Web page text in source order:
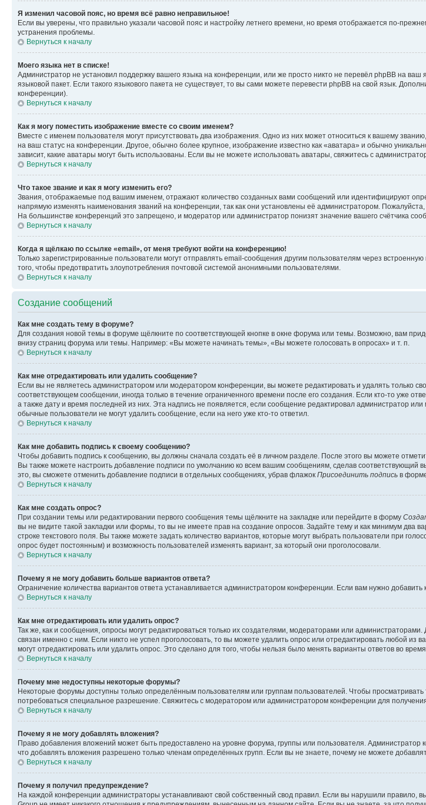
Я изменил часовой пояс, но время всё равно неправильное!
Если вы уверены, что правильно указали часовой пояс и настройку летнего времени, но время отображается по-
устранения проблемы.
Вернуться к началу
Моего языка нет в списке!
Администратор не установил поддержку вашего языка на конференции, или же просто никто не перевёл phpBB на
языковой пакет. Если такого языкового пакета не существует, то вы сами можете перевести phpBB на свой язык.
конференции).
Вернуться к началу
Как я могу поместить изображение вместе со своим именем?
Вместе с именем пользователя могут присутствовать два изображения. Одно из них может относиться к вашему
на ваш статус на конференции. Другое, обычно более крупное, изображение известно как «аватара» и обычно
зависит, какие аватары могут быть использованы. Если вы не можете использовать аватары, свяжитесь с
Вернуться к началу
Что такое звание и как я могу изменить его?
Звания, отображаемые под вашим именем, отражают количество созданных вами сообщений или идентифицируют
напрямую изменять наименования званий на конференции, так как они установлены её администратором.
На большинстве конференций это запрещено, и модератор или администратор понизят значение вашего счётчика
Вернуться к началу
Когда я щёлкаю по ссылке «email», от меня требуют войти на конференцию!
Только зарегистрированные пользователи могут отправлять email-сообщения другим пользователям через
того, чтобы предотвратить злоупотребления почтовой системой анонимными пользователями.
Вернуться к началу
Создание сообщений
Как мне создать тему в форуме?
Для создания новой темы в форуме щёлкните по соответствующей кнопке в окне форума или темы. Возможно, вам
внизу страниц форума или темы. Например: «Вы можете начинать темы», «Вы можете голосовать в опросах» и т. п.
Вернуться к началу
Как мне отредактировать или удалить сообщение?
Если вы не являетесь администратором или модератором конференции, вы можете редактировать и удалять только
соответствующем сообщении, иногда только в течение ограниченного времени после его создания. Если кто-то уже
а также дату и время последней из них. Эта надпись не появляется, если сообщение редактировал администратор
обычные пользователи не могут удалить сообщение, если на него уже кто-то ответил.
Вернуться к началу
Как мне добавить подпись к своему сообщению?
Чтобы добавить подпись к сообщению, вы должны сначала создать её в личном разделе. После этого вы можете
Вы также можете настроить добавление подписи по умолчанию ко всем вашим сообщениям, сделав
это, вы сможете отменить добавление подписи в отдельных сообщениях, убрав флажок Присоединить подпись в
Вернуться к началу
Как мне создать опрос?
При создании темы или редактировании первого сообщения темы щёлкните на закладке или перейдите в форму
вы не видите такой закладки или формы, то вы не имеете прав на создание опросов. Задайте тему и как минимум два
строке текстового поля. Вы также можете задать количество вариантов, которые могут выбрать пользователи при
опрос будет постоянным) и возможность пользователей изменять вариант, за который они проголосовали.
Вернуться к началу
Почему я не могу добавить больше вариантов ответа?
Ограничение количества вариантов ответа устанавливается администратором конференции. Если вам нужно
Вернуться к началу
Как мне отредактировать или удалить опрос?
Так же, как и сообщения, опросы могут редактироваться только их создателями, модераторами или
связан именно с ним. Если никто не успел проголосовать, то вы можете удалить опрос или отредактировать любой
могут отредактировать или удалить опрос. Это сделано для того, чтобы нельзя было менять варианты ответов во время
Вернуться к началу
Почему мне недоступны некоторые форумы?
Некоторые форумы доступны только определённым пользователям или группам пользователей. Чтобы
потребоваться специальное разрешение. Свяжитесь с модератором или администратором конференции для
Вернуться к началу
Почему я не могу добавлять вложения?
Право добавления вложений может быть предоставлено на уровне форума, группы или пользователя.
что добавлять вложения разрешено только членам определённых групп. Если вы не знаете, почему не можете
Вернуться к началу
Почему я получил предупреждение?
На каждой конференции администраторы устанавливают свой собственный свод правил. Если вы нарушили